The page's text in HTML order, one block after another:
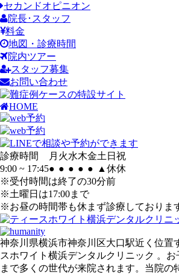
セカンドオピニオン
院長･スタッフ
料金
地図・診療時間
院内ツアー
スタッフ募集
お問い合わせ
HOME
診療時間 月 火水木金土 日 祝
9:00 ~ 17:45● ● ● ● ● ▲ 休休
※受付時間は終了の30分前
※土曜日は17:00まで
※お昼の時間帯も休まず診療しておりま
神奈川県横浜市神奈川区大口駅近く位置
スホワイト横浜デンタルクリニック 。
まで多くの世代が来院されます。当院の